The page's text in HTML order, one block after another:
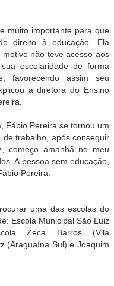
muito importante para que
direito à educação. Ela
não teve acesso aos
escolaridade de forma
favorecendo assim seu
a diretora do Ensino
Fábio Pereira se tornou um
trabalho, após conseguir
começo amanhã no meu
A pessoa sem educação,
Pereira.
uma das escolas do
Escola Municipal São Luiz
Zeca Barros (Vila
(Araguaína Sul) e Joaquim